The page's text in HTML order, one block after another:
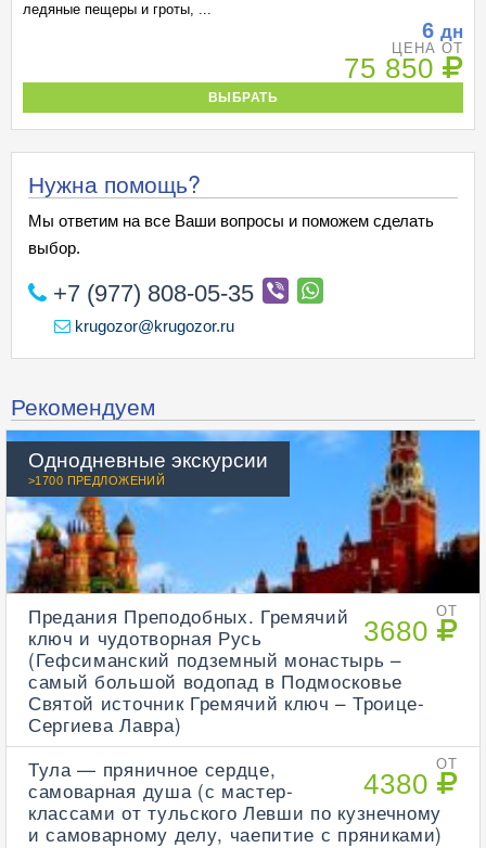
ледяные пещеры и гроты, ...
6 дн
ЦЕНА ОТ
75 850
ВЫБРАТЬ
Нужна помощь?
Мы ответим на все Ваши вопросы и поможем сделать
выбор.
+7 (977) 808-05-35
krugozor@krugozor.ru
Рекомендуем
Однодневные экскурсии
>1700 ПРЕДЛОЖЕНИЙ
ОТ
3680
Предания Преподобных. Гремячий
ключ и чудотворная Русь
(Гефсиманский подземный монастырь –
самый большой водопад в Подмосковье
Святой источник Гремячий ключ – Троице-
Сергиева Лавра)
ОТ
4380
Тула — пряничное сердце,
самоварная душа (с мастер-
классами от тульского Левши по кузнечному
и самоварному делу, чаепитие с пряниками)